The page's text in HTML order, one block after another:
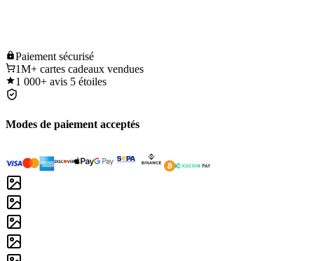
Paiement sécurisé
1M+ cartes cadeaux vendues
1 000+ avis 5 étoiles
Modes de paiement acceptés